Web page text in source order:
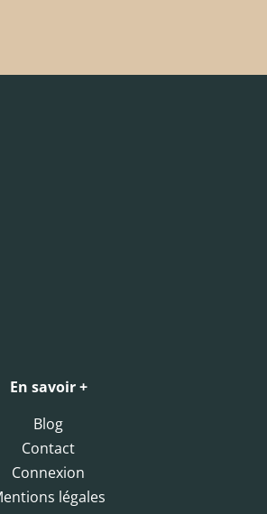
En savoir +
Blog
Contact
Connexion
légales